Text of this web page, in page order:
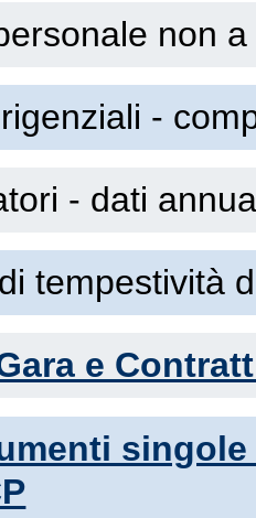
non
-
- dati
tempestività
e